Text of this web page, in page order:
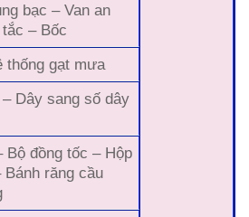
bạc – Van an
– Bốc
thống gạt mưa
Dây sang số dây
Bộ đồng tốc – Hộp
răng cầu